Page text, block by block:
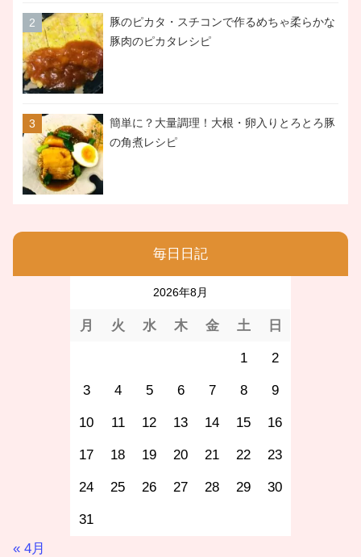
豚のピカタ・スチコンで作るめちゃ柔らかな
豚肉のピカタレシピ
簡単に？大量調理！大根・卵入りとろとろ豚
の角煮レシピ
毎日日記
2026年8月
月 火 水 木 金 土 日
1 2
3 4 5 6 7 8 9
10 11 12 13 14 15 16
17 18 19 20 21 22 23
24 25 26 27 28 29 30
31
« 4月